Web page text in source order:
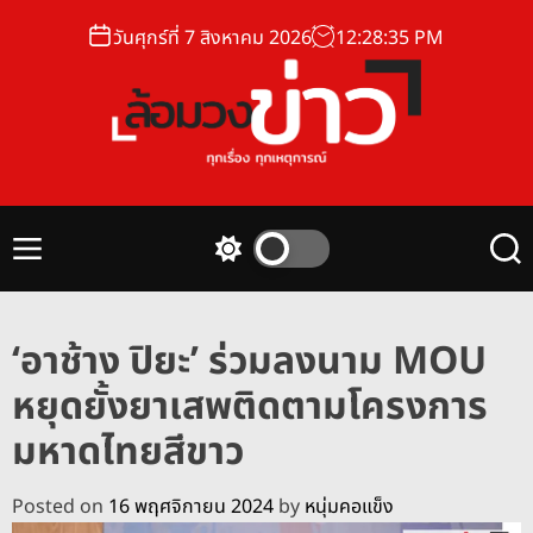
วันศุกร์ที่ 7 สิงหาคม 2026 12:28:36 PM
อ
า
ว
M
c
h
c
o
l
o
r
m
S
‘อาช้าง ปิยะ’ ร่วมลงนาม MOU
หยุดยั้งยาเสพติดตามโครงการ
มหาดไทยสีขาว
Posted on 16 พฤศจิกายน 2024 by หนุ่มคอแข็ง